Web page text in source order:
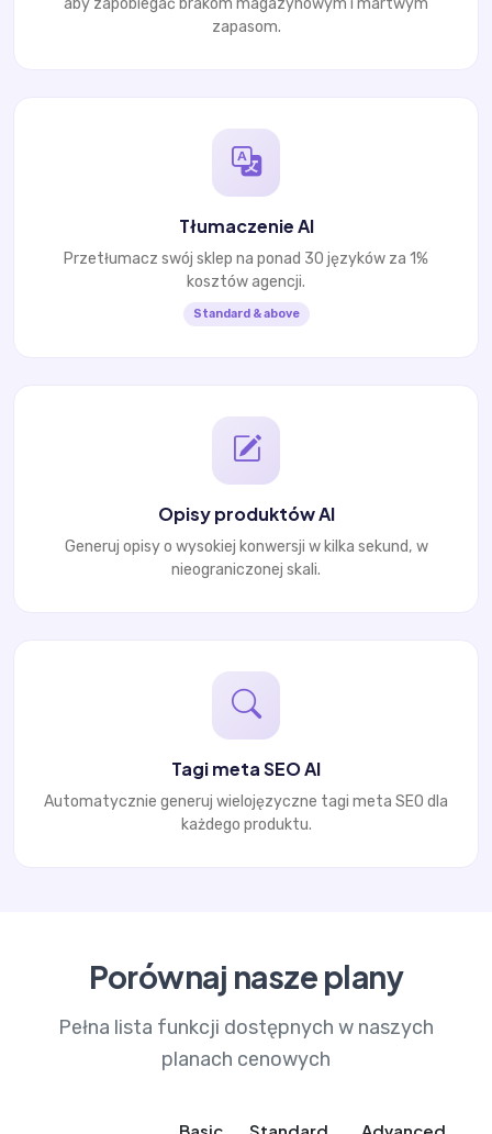
aby zapobiegać brakom magazynowym i martwym
zapasom.
Tłumaczenie AI
Przetłumacz swój sklep na ponad 30 języków za 1%
kosztów agencji.
Standard & above
Opisy produktów AI
Generuj opisy o wysokiej konwersji w kilka sekund, w
nieograniczonej skali.
Tagi meta SEO AI
Automatycznie generuj wielojęzyczne tagi meta SEO dla
każdego produktu.
Porównaj nasze plany
Pełna lista funkcji dostępnych w naszych
planach cenowych